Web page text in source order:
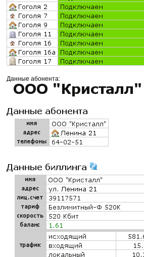
Данные абонента: